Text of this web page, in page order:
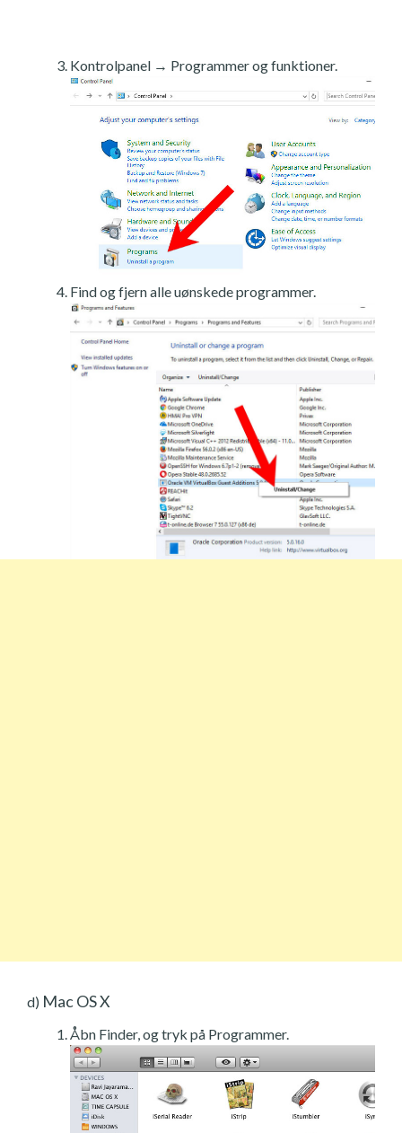
Kontrolpanel → Programmer og funktioner.
Find og fjern alle uønskede programmer.
d) Mac OS X
Åbn Finder, og tryk på Programmer.